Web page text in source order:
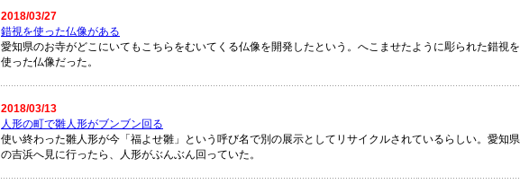
2018/03/27
錯視を使った仏像がある
愛知県のお寺がどこにいてもこちらをむいてくる仏像を開発したという。へこませたように彫られた錯視を
使った仏像だった。
2018/03/13
人形の町で雛人形がブンブン回る
使い終わった雛人形が今「福よせ雛」という呼び名で別の展示としてリサイクルされているらしい。愛知県
の吉浜へ見に行ったら、人形がぶんぶん回っていた。